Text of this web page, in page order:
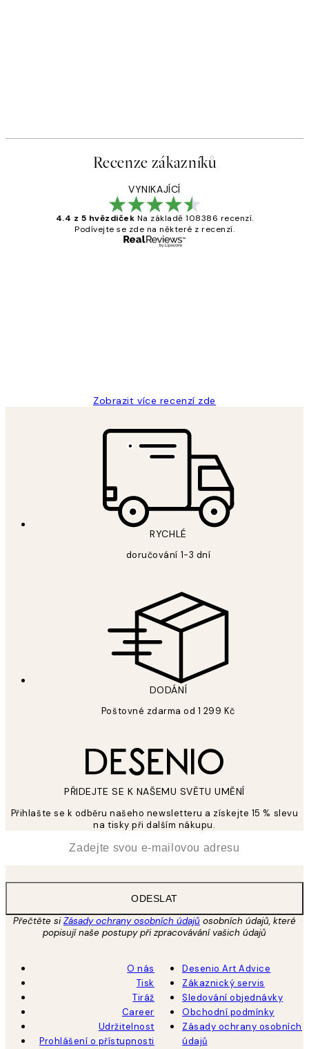
Recenze zákazníků
VYNIKAJÍCÍ
4.4 z 5 hvězdiček Na základě 108386 recenzí.
Podívejte se zde na některé z recenzí.
Zobrazit více recenzí zde
RYCHLÉ
doručování 1-3 dní
DODÁNÍ
Poštovné zdarma od 1 299 Kč
PŘIDEJTE SE K NAŠEMU SVĚTU UMĚNÍ
Přihlašte se k odběru našeho newsletteru a získejte 15 % slevu
na tisky při dalším nákupu.
ODESLAT
Přečtěte siZásady ochrany osobních údajů osobních údajů, které
popisují naše postupy při zpracovávání vašich údajů
O nás
Tisk
Tiráž
Career
Udržitelnost
Prohlášení o přístupnosti
Desenio Art Advice
Zákaznický servis
Sledování objednávky
Obchodní podmínky
Zásady ochrany osobních
údajů